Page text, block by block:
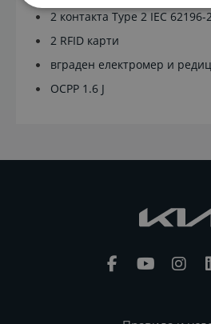
2 контакта Type 2 IEC 62196-
2 RFID карти
вграден електромер и
OCPP 1.6 J